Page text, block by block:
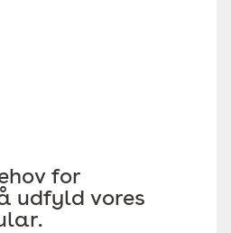
for
udfyld vores